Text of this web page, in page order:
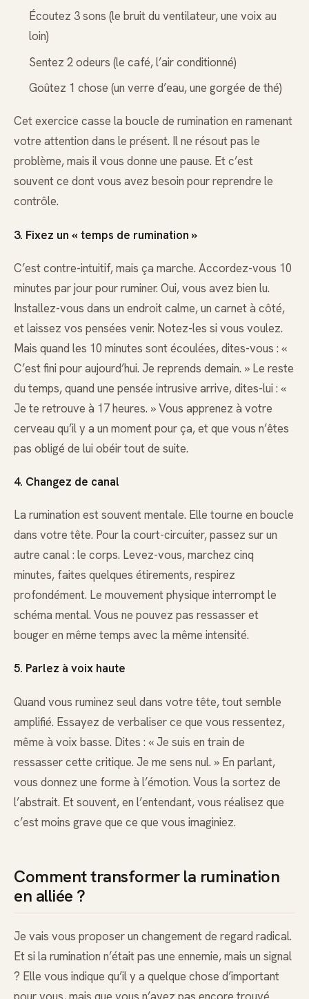
Écoutez 3 sons (le bruit du ventilateur, une voix au
loin)
Sentez 2 odeurs (le café, l’air conditionné)
Goûtez 1 chose (un verre d’eau, une gorgée de thé)
Cet exercice casse la boucle de rumination en ramenant
votre attention dans le présent. Il ne résout pas le
problème, mais il vous donne une pause. Et c’est
souvent ce dont vous avez besoin pour reprendre le
contrôle.
3. Fixez un « temps de rumination »
C’est contre-intuitif, mais ça marche. Accordez-vous 10
minutes par jour pour ruminer. Oui, vous avez bien lu.
Installez-vous dans un endroit calme, un carnet à côté,
et laissez vos pensées venir. Notez-les si vous voulez.
Mais quand les 10 minutes sont écoulées, dites-vous : «
C’est fini pour aujourd’hui. Je reprends demain. » Le reste
du temps, quand une pensée intrusive arrive, dites-lui : «
Je te retrouve à 17 heures. » Vous apprenez à votre
cerveau qu’il y a un moment pour ça, et que vous n’êtes
pas obligé de lui obéir tout de suite.
4. Changez de canal
La rumination est souvent mentale. Elle tourne en boucle
dans votre tête. Pour la court-circuiter, passez sur un
autre canal : le corps. Levez-vous, marchez cinq
minutes, faites quelques étirements, respirez
profondément. Le mouvement physique interrompt le
schéma mental. Vous ne pouvez pas ressasser et
bouger en même temps avec la même intensité.
5. Parlez à voix haute
Quand vous ruminez seul dans votre tête, tout semble
amplifié. Essayez de verbaliser ce que vous ressentez,
même à voix basse. Dites : « Je suis en train de
ressasser cette critique. Je me sens nul. » En parlant,
vous donnez une forme à l’émotion. Vous la sortez de
l’abstrait. Et souvent, en l’entendant, vous réalisez que
c’est moins grave que ce que vous imaginiez.
Comment transformer la rumination
en alliée ?
Je vais vous proposer un changement de regard radical.
Et si la rumination n’était pas une ennemie, mais un signal
? Elle vous indique qu’il y a quelque chose d’important